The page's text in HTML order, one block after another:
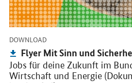
DOWNLOAD-
Publikation:
Flyer Mit Sinn und
Jobs für deine Zukunft im
Wirtschaft und Energie